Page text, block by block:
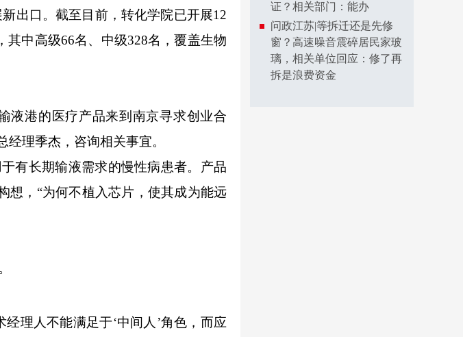
出口。截至目前，转化学院已开展12
中高级66名、中级328名，覆盖生物
港的医疗产品来到南京寻求创业合
理季杰，咨询相关事宜。
有长期输液需求的慢性病患者。产品
想，“为何不植入芯片，使其成为能远
理人不能满足于‘中间人’角色，而应
证？相关部门：能办
问政江苏|等拆迁还是先修
窗？高速噪音震碎居民家玻
璃，相关单位回应：修了再
拆是浪费资金